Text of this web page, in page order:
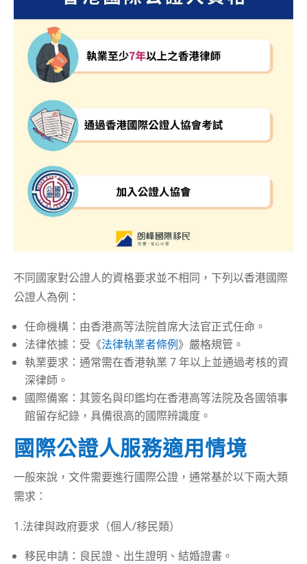
不同國家對公證人的資格要求並不相同，下列以香港國際
公證人為例：
任命機構：由香港高等法院首席大法官正式任命。
法律依據：受《法律執業者條例》嚴格規管。
執業要求：通常需在香港執業 7 年以上並通過考核的資
深律師。
國際備案：其簽名與印鑑均在香港高等法院及各國領事
館留存紀錄，具備很高的國際辨識度。
國際公證人服務適用情境
一般來說，文件需要進行國際公證，通常基於以下兩大類
需求：
1.法律與政府要求（個人/移民類）
移民申請：良民證、出生證明、結婚證書。